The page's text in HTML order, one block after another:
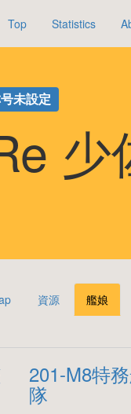
Top Statistics
未設定
資源 艦娘
201-M8特
隊